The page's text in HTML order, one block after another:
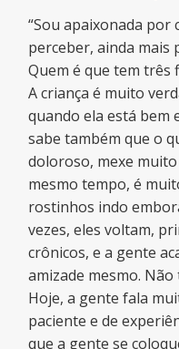
“Sou apaixonada por
perceber, ainda
Quem é que tem três
A criança é muito
quando ela está bem
sabe também que o
doloroso, mexe
mesmo tempo, é
rostinhos indo
vezes, eles voltam,
crônicos, e a gente
amizade mesmo.
Hoje, a gente fala
paciente e de
que a gente se